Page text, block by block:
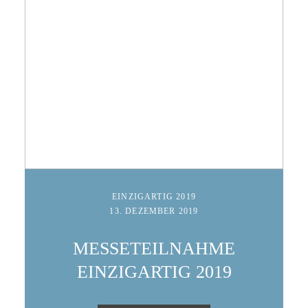
EINZIGARTIG 2019
13. DEZEMBER 2019
MESSETEILNAHME
EINZIGARTIG 2019